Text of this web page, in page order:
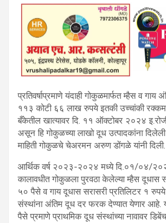
प्रतिवर्षाप्रमाणे यंदाही गोकुळमार्फत म्हैस व गाय
११३ कोटी ६६ लाख रुपये इतकी उच्चांकी रक्कम
बँकेतील खात्यावर दि. ११ ऑक्टोबर २०२४
असून हि गोकुळच्या लाखो दूध उत्पादकांना
माहिती गोकुळचे चेअरमन अरुण डोंगळे यांनी दिली.
आर्थिक वर्ष २०२३-२०२४ मध्ये दि.०१/०४/
कालावधीत गोकुळला पुरवठा केलेल्या म्हैस दूधास
५० पैसे व गाय दूधास सरासरी प्रतिलिटर १
संस्थांना अंतिम दूध दर फरक देण्यात येणार आहे.
पैसे प्रमाणे प्राथमिक दूध संस्थांच्या नावावर